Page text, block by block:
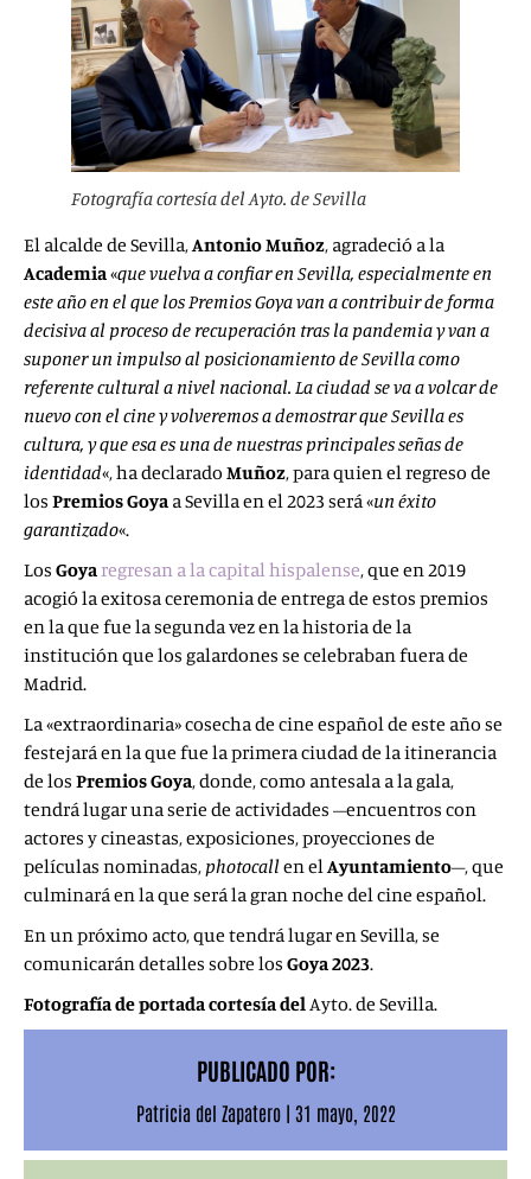
Fotografía cortesía del Ayto. de Sevilla
El alcalde de Sevilla,Antonio Muñoz, agradeció a la
Academia«que vuelva a confiar en Sevilla, especialmente en
este año en el que los Premios Goya van a contribuir de forma
decisiva al proceso de recuperación tras la pandemia y van a
suponer un impulso al posicionamiento de Sevilla como
referente cultural a nivel nacional. La ciudad se va a volcar de
nuevo con el cine y volveremos a demostrar que Sevilla es
cultura, y que esa es una de nuestras principales señas de
identidad«, ha declarado Muñoz, para quien el regreso de
los Premios Goya a Sevilla en el 2023 será «un éxito
garantizado«.
Los Goyaregresan a la capital hispalense, que en 2019
acogió la exitosa ceremonia de entrega de estos premios
en la que fue la segunda vez en la historia de la
institución que los galardones se celebraban fuera de
Madrid.
La «extraordinaria» cosecha de cine español de este año se
festejará en la que fue la primera ciudad de la itinerancia
de los PremiosGoya, donde, como antesala a la gala,
tendrá lugar una serie de actividades –encuentros con
actores y cineastas, exposiciones, proyecciones de
películas nominadas, photocall en elAyuntamiento–, que
culminará en la que será la gran noche del cine español.
En un próximo acto, que tendrá lugar en Sevilla, se
comunicarán detalles sobre los Goya 2023.
Fotografía de portada cortesía delAyto. de Sevilla.
PUBLICADO POR:
Patricia del Zapatero | 31 mayo, 2022